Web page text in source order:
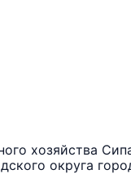
хозяйства
округа